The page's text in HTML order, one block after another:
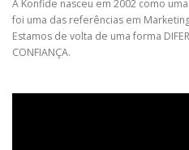
A Konfide nasceu em 2002 como
foi uma das referências em
Estamos de volta de uma forma
CONFIANÇA.